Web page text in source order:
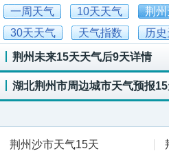
一周天气 10天天气
荆
30天天气
天气指数 历
荆州未来15天天气后9天详情
湖北荆州市周边城市天气预报
荆州沙市天气15天